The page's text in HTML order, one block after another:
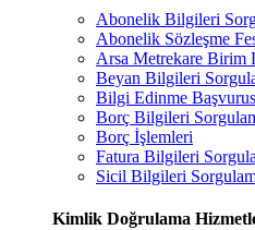
Abonelik Bilgileri
Abonelik Sözleşme
Arsa Metrekare Birim
Beyan Bilgileri
Bilgi Edinme
Borç Bilgileri
Borç İşlemleri
Fatura Bilgileri
Sicil Bilgileri
Kimlik Doğrulama